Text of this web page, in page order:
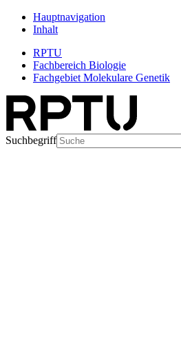
Hauptnavigation
Inhalt
RPTU
Fachbereich Biologie
Fachgebiet Molekulare Genetik
Suchbegriff